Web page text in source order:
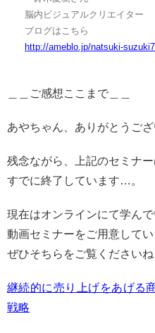
脳内ビジュアルクリエイター
ブログはこちら
http://ameblo.jp/natsuki-
＿＿ご感想ここまで＿＿
あやちゃん、ありがとうご
残念ながら、上記のセミナー
すでに終了しています…。
現在はオンラインにて学ん
動画セミナーをご用意して
ぜひそちらをご覧くださいね
継続的に売り上げをあげる
戦略